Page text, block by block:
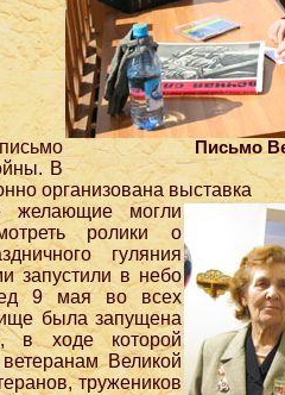
Письмо
В
организована выставка
могли
ролики о
гуляния
запустили в небо
9 мая во всех
была запущена
в ходе которой
Великой
тружеников